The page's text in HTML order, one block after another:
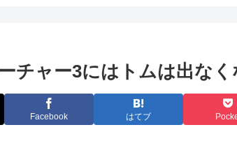
チャー3にはトムは出な
Facebook はてブ